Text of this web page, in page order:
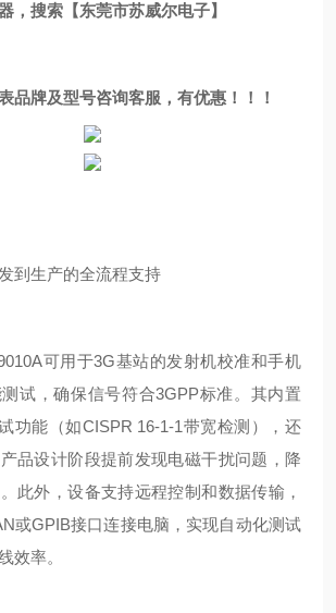
，搜索【东莞市苏威尔电子】
品牌及型号咨询客服，有优惠！！！
到生产的全流程支持
可用于3G基站的发射机校准和手机
试，确保信号符合3GPP标准。其内置
功能（如CISPR 16-1-1带宽检测），还
品设计阶段提前发现电磁干扰问题，降
此外，设备支持远程控制和数据传输，
或GPIB接口连接电脑，实现自动化测试
效率。